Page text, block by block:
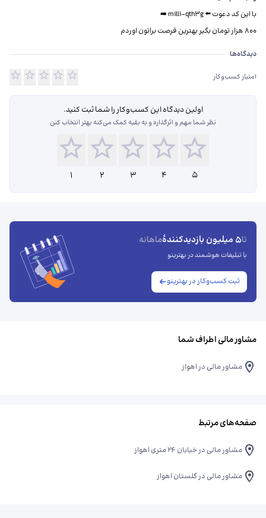
دیدگاه‌ها درباره استخدام در منزل آقایان و بانوان
دیدگاه‌ها
امتیاز کسب‌وکار
اولین دیدگاه این کسب‌و‌کار را شما ثبت کنید.
نظر شما مهم و اثرگذاره و به بقیه کمک می‌کنه بهتر انتخاب کنن
1 2 3 4 5
تا5 میلیون بازدیدکنندهٔ ماهانه
با تبلیغات هوشمند در بهترینو
ثبت کسب‌وکار در بهترینو
مشاور مالی اطراف شما
مشاور مالی در اهواز
صفحه‌های مرتبط
مشاور مالی در خیابان ۲۴ متری اهواز
مشاور مالی در گلستان اهواز